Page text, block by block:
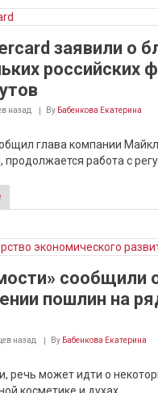
заявили о
российских
назад By Бабенкова Екатерина
глава компании
продолжается работа с
сообщили
пошлин на
назад By Бабенкова Екатерина
речь может идти о